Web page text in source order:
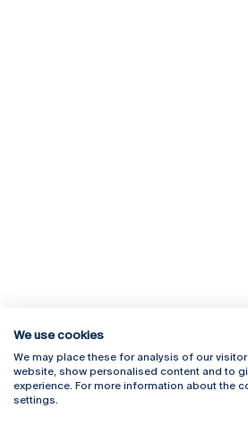
Rua Diogo Botelho 1327
4169-005 Porto
+351 226 196 240
Webmail
We use cookies
We may place these for analysis of our
website, show personalised content and to
experience. For more information about the
settings.